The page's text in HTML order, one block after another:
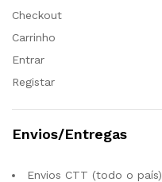
Checkout
Carrinho
Entrar
Registar
Envios/Entregas
Envios CTT (todo o país)